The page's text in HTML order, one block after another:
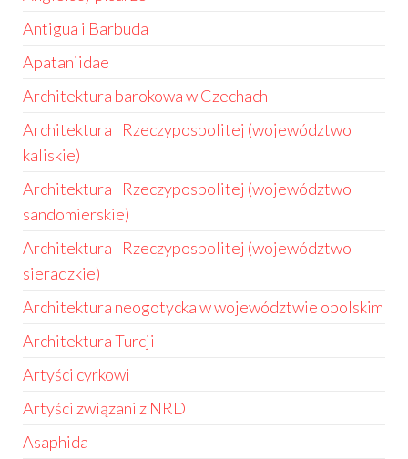
Antigua i Barbuda
Apataniidae
Architektura barokowa w Czechach
Architektura I Rzeczypospolitej (województwo
kaliskie)
Architektura I Rzeczypospolitej (województwo
sandomierskie)
Architektura I Rzeczypospolitej (województwo
sieradzkie)
Architektura neogotycka w województwie opolskim
Architektura Turcji
Artyści cyrkowi
Artyści związani z NRD
Asaphida